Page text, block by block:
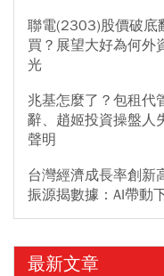
聯電(2303)股價破底
買？展望大好為何外
光
兆基怎麼了？包租代
辭、趙姬投資操盤
聲明
台灣經濟成長率創新
振源揭數據：AI帶動
最新文章